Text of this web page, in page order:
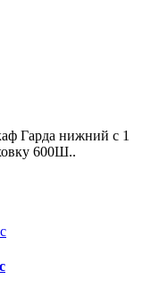
Гарда нижний с 1
600Ш..